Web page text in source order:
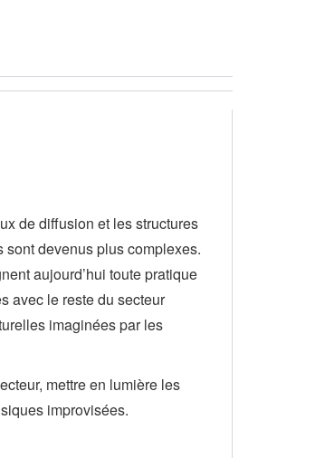
de diffusion et les structures
sont devenus plus complexes.
aujourd’hui toute pratique
avec le reste du secteur
imaginées par les
mettre en lumière les
improvisées.